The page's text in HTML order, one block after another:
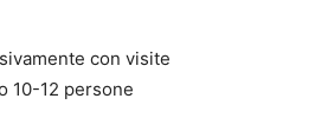
con visite
10-12 persone